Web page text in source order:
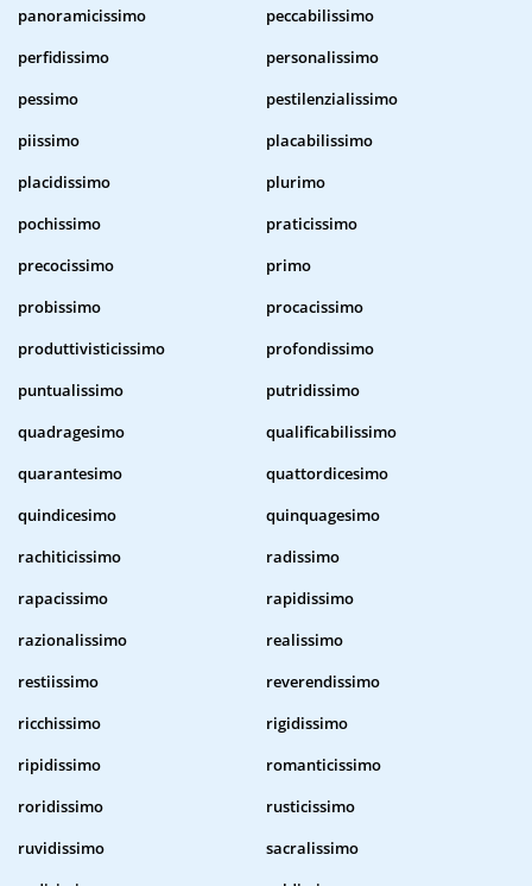
panoramicissimo
peccabilissimo
perfidissimo
personalissimo
pessimo
pestilenzialissimo
piissimo
placabilissimo
placidissimo
plurimo
pochissimo
praticissimo
precocissimo
primo
probissimo
procacissimo
produttivisticissimo
profondissimo
puntualissimo
putridissimo
quadragesimo
qualificabilissimo
quarantesimo
quattordicesimo
quindicesimo
quinquagesimo
rachiticissimo
radissimo
rapacissimo
rapidissimo
razionalissimo
realissimo
restiissimo
reverendissimo
ricchissimo
rigidissimo
ripidissimo
romanticissimo
roridissimo
rusticissimo
ruvidissimo
sacralissimo